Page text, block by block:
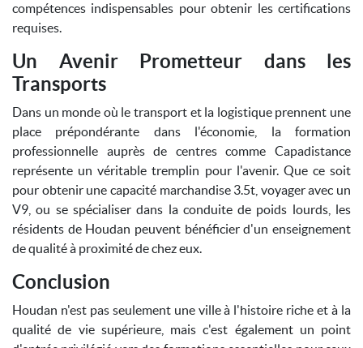
compétences indispensables pour obtenir les certifications
requises.
Un Avenir Prometteur dans les
Transports
Dans un monde où le transport et la logistique prennent une
place prépondérante dans l'économie, la formation
professionnelle auprès de centres comme Capadistance
représente un véritable tremplin pour l'avenir. Que ce soit
pour obtenir une capacité marchandise 3.5t, voyager avec un
V9, ou se spécialiser dans la conduite de poids lourds, les
résidents de Houdan peuvent bénéficier d'un enseignement
de qualité à proximité de chez eux.
Conclusion
Houdan n'est pas seulement une ville à l'histoire riche et à la
qualité de vie supérieure, mais c'est également un point